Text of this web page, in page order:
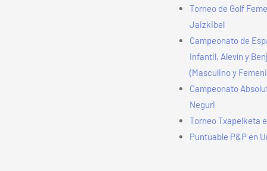
Torneo de Golf
Jaizkibel
Campeonato de
Infantil, Alevín y
(Masculino y
Campeonato
Neguri
Torneo Txapelketa
Puntuable P&P en